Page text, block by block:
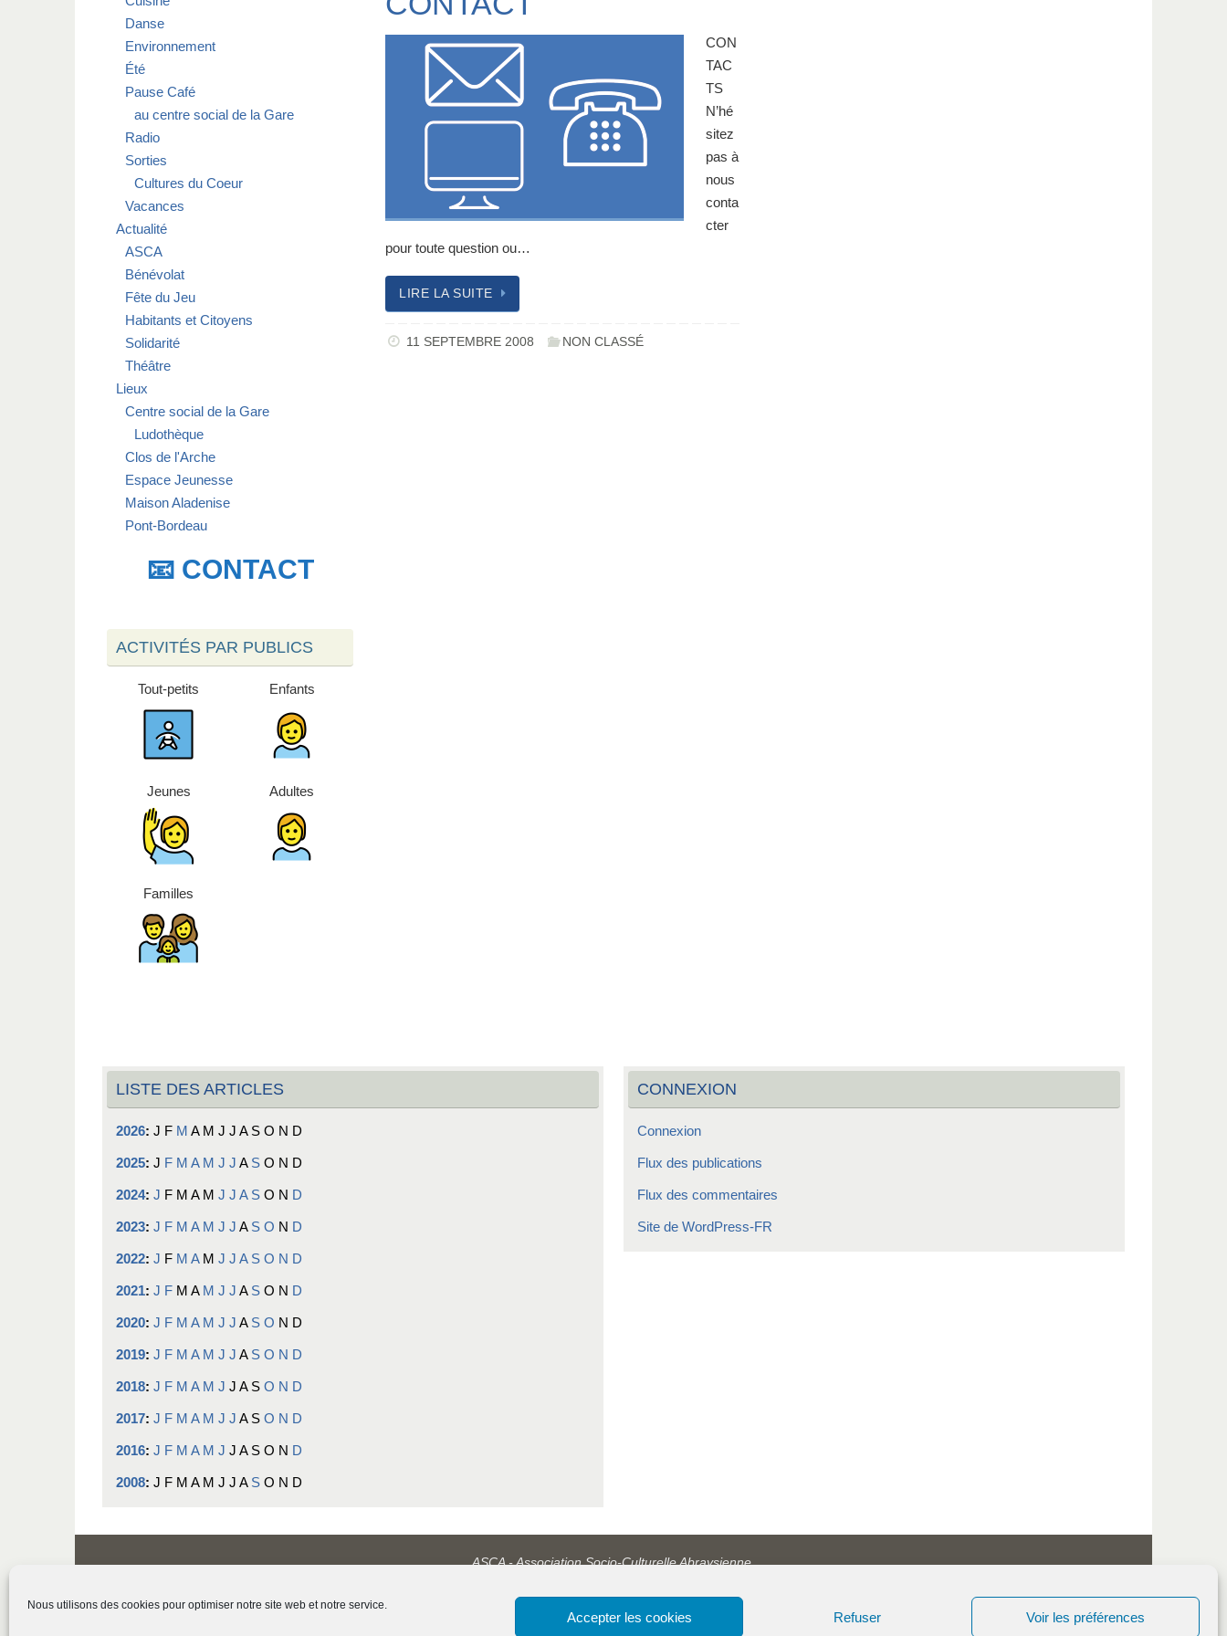
Nous utilisons des cookies pour optimiser notre site web et notre service.
Accepter les cookies Refuser Voir les préférences
CON
TAC
TS
N’hé
sitez
pas à
nous
conta
cter
pour toute question ou…
LIRE LA SUITE
11 SEPTEMBRE 2008 NON CLASSÉ
Danse
Environnement
Été
Pause Café
au centre social de la Gare
Radio
Sorties
Cultures du Coeur
Vacances
Actualité
ASCA
Bénévolat
Fête du Jeu
Habitants et Citoyens
Solidarité
Théâtre
Lieux
Centre social de la Gare
Ludothèque
Clos de l'Arche
Espace Jeunesse
Maison Aladenise
Pont-Bordeau
📧 CONTACT
ACTIVITÉS PAR PUBLICS
Tout-petits Enfants
Jeunes Adultes
Familles
LISTE DES ARTICLES
2026: J F M A M J J A S O N D
2025: J F M A M J J A S O N D
2024: J F M A M J J A S O N D
2023: J F M A M J J A S O N D
2022: J F M A M J J A S O N D
2021: J F M A M J J A S O N D
2020: J F M A M J J A S O N D
2019: J F M A M J J A S O N D
2018: J F M A M J J A S O N D
2017: J F M A M J J A S O N D
2016: J F M A M J J A S O N D
2008: J F M A M J J A S O N D
CONNEXION
Connexion
Flux des publications
Flux des commentaires
Site de WordPress-FR
ASCA - Association Socio-Culturelle Abraysienne.